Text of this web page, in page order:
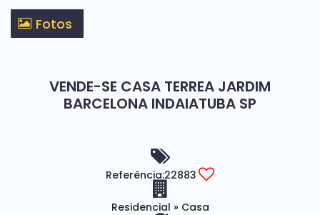
Fotos
VENDE-SE CASA TERREA JARDIM
BARCELONA INDAIATUBA SP
Referência:22883
Residencial » Casa